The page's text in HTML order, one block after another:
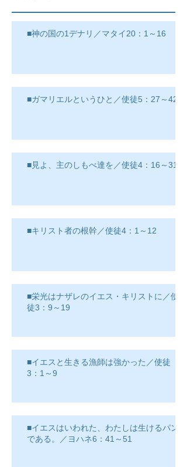
■神の国の1デナリ／マタイ20：1～16
■ガマリエルというひと／使徒5：27～42
■見よ、主のしもべ達を／使徒4：16～31
■キリスト者の根幹／使徒4：1～12
■栄光はナザレのイエス・キリストに／使
徒3：9～19
■イエスと生きる漁師は強かった／使徒
3：1～9
■イエスはいわれた、わたしは生けるパン
である。／ヨハネ6：41～51